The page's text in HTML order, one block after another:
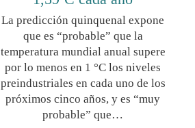
La predicción quinquenal expone
que es “probable” que la
temperatura mundial anual supere
por lo menos en 1 °C los niveles
preindustriales en cada uno de los
próximos cinco años, y es “muy
probable” que…